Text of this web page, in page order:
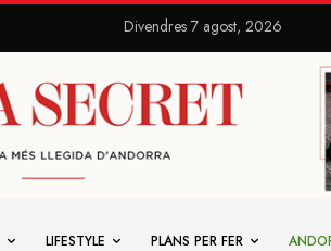
Divendres 7 agost, 2026
LIFESTYLE PLANS PER FER